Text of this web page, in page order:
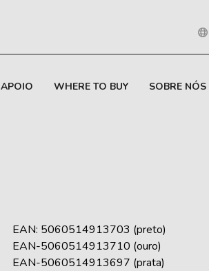
APOIO WHERE TO BUY SOBRE NÓS
EAN: 5060514913703 (preto)
EAN-5060514913710 (ouro)
EAN-5060514913697 (prata)